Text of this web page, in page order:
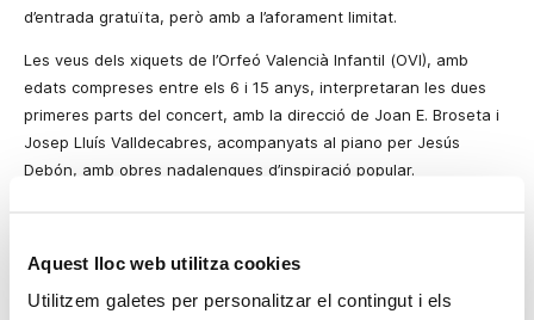
Aquest lloc web utilitza cookies
Utilitzem galetes per personalitzar el contingut i els
d’entrada gratuïta, però amb a l’aforament limitat.
Les veus dels xiquets de l’Orfeó Valencià Infantil (OVI), amb
edats compreses entre els 6 i 15 anys, interpretaran les dues
primeres parts del concert, amb la direcció de Joan E. Broseta i
Josep Lluís Valldecabres, acompanyats al piano per Jesús
Debón, amb obres nadalenques d’inspiració popular.
concert amb una selecció de música coral tradicional de Nadal.
L’Orfeó Valencià Infantil (OVI) va nàixer al setembre del 2004